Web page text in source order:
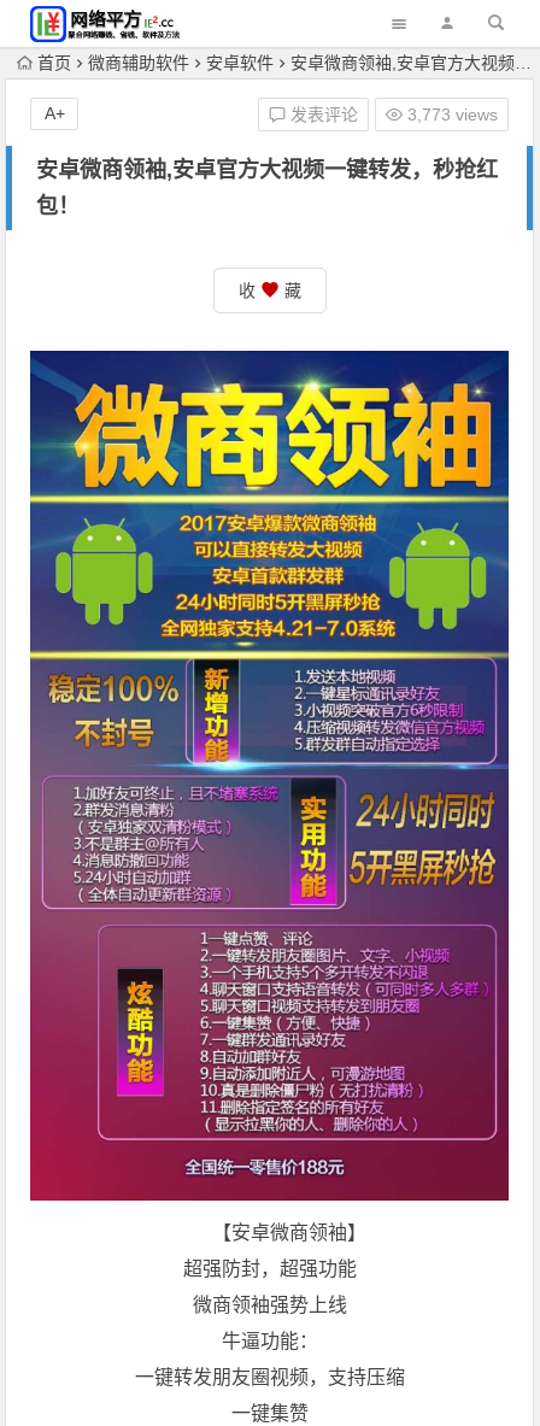
首页 微商辅助软件 安卓软件 安卓微商领袖,安卓官方大视频一键转发，秒抢红包！
安卓微商领袖,安卓官方大视频一键转发，秒抢红
包！
发表评论 3,773 views
A+
收 藏
【安卓微商领袖】
超强防封，超强功能
微商领袖强势上线
牛逼功能：
一键转发朋友圈视频，支持压缩
一键集赞